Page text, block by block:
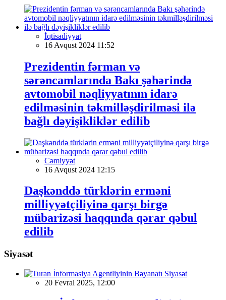
İqtisadiyyat
16 Avqust 2024 11:52
Prezidentin fərman və
sərəncamlarında Bakı şəhərində
avtomobil nəqliyyatının idarə
edilməsinin təkmilləşdirilməsi ilə
bağlı dəyişikliklər edilib
Cəmiyyət
16 Avqust 2024 12:15
Daşkənddə türklərin erməni
milliyyətçiliyinə qarşı birgə
mübarizəsi haqqında qərar qəbul
edilib
Siyasət
Siyasət
20 Fevral 2025, 12:00